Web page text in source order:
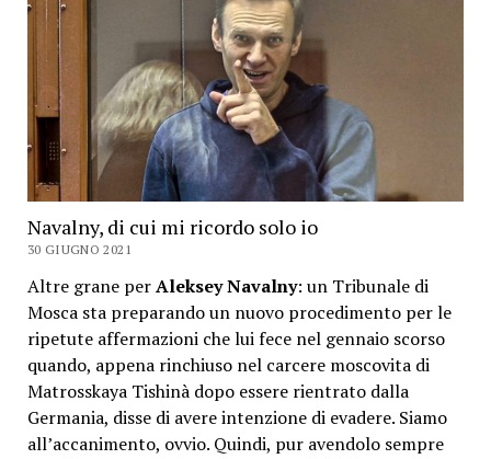
Navalny, di cui mi ricordo solo io
30 GIUGNO 2021
Altre grane perAleksey Navalny: un Tribunale di
Mosca sta preparando un nuovo procedimento per le
ripetute affermazioni che lui fece nel gennaio scorso
quando, appena rinchiuso nel carcere moscovita di
Matrosskaya Tishinà dopo essere rientrato dalla
Germania, disse di avere intenzione di evadere. Siamo
all’accanimento, ovvio. Quindi, pur avendolo sempre